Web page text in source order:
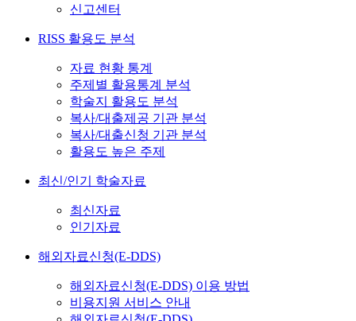
신고센터
RISS 활용도 분석
자료 현황 통계
주제별 활용통계 분석
학술지 활용도 분석
복사/대출제공 기관 분석
복사/대출신청 기관 분석
활용도 높은 주제
최신/인기 학술자료
최신자료
인기자료
해외자료신청(E-DDS)
해외자료신청(E-DDS) 이용 방법
비용지원 서비스 안내